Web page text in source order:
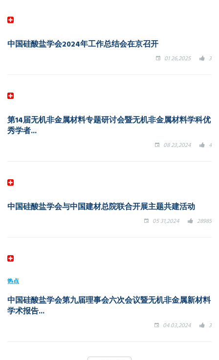
中国硅酸盐学会2024年工作总结会在京召开
01 26,2025 3
第14届无机非金属材料专题研讨会暨无机非金属材料学科优
秀学者...
08 23,2024 4
中国硅酸盐学会与中国建材总院联合开展主题共建活动
05 31,2024 28985
热点
中国硅酸盐学会第九届理事会六次会议暨无机非金属新材料
学术报告...
04 03,2024 3